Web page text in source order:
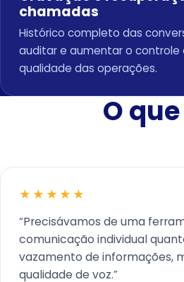
chamadas
Histórico completo das
auditar e aumentar o controle
qualidade das operações.
O
★★★★★
“Precisávamos de uma
comunicação individual
vazamento de informações,
qualidade de voz.”